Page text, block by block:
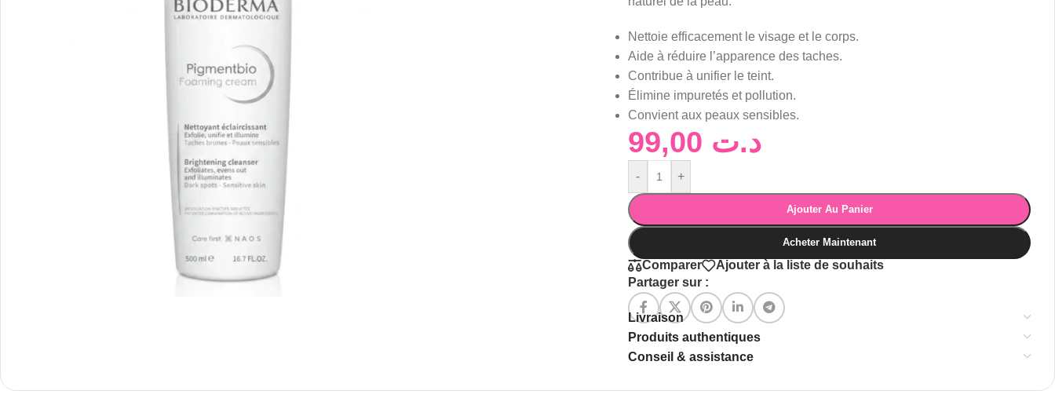
Nettoie efficacement le visage et le corps.
Aide à réduire l’apparence des taches.
Contribue à unifier le teint.
Élimine impuretés et pollution.
Convient aux peaux sensibles.
د.ت
- +
Ajouter Au Panier
Acheter Maintenant
Comparer
Ajouter à la liste de souhaits
Partager sur :
Livraison
Produits authentiques
Conseil & assistance